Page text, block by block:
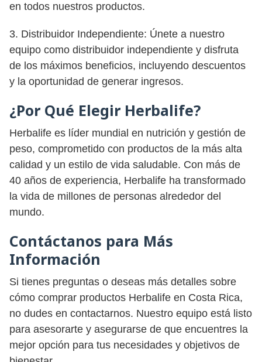
en todos nuestros productos.
3. Distribuidor Independiente: Únete a nuestro
equipo como distribuidor independiente y disfruta
de los máximos beneficios, incluyendo descuentos
y la oportunidad de generar ingresos.
¿Por Qué Elegir Herbalife?
Herbalife es líder mundial en nutrición y gestión de
peso, comprometido con productos de la más alta
calidad y un estilo de vida saludable. Con más de
40 años de experiencia, Herbalife ha transformado
la vida de millones de personas alrededor del
mundo.
Contáctanos para Más
Información
Si tienes preguntas o deseas más detalles sobre
cómo comprar productos Herbalife en Costa Rica,
no dudes en contactarnos. Nuestro equipo está listo
para asesorarte y asegurarse de que encuentres la
mejor opción para tus necesidades y objetivos de